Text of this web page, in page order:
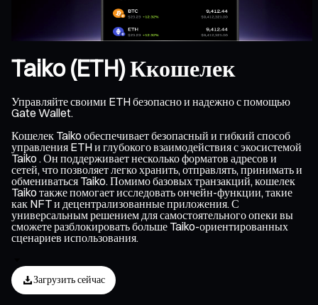
Taiko (ETH) Ккошелек
Управляйте своими ETH безопасно и надежно с помощью
Gate Wallet.
Кошелек Taiko обеспечивает безопасный и гибкий способ
управления ETH и глубокого взаимодействия с экосистемой
Taiko . Он поддерживает несколько форматов адресов и
сетей, что позволяет легко хранить, отправлять, принимать и
обмениваться Taiko. Помимо базовых транзакций, кошелек
Taiko также помогает исследовать ончейн-функции, такие
как NFT и децентрализованные приложения. С
универсальным решением для самостоятельного опеки вы
сможете разблокировать больше Taiko-ориентированных
сценариев использования.
Загрузить сейчас